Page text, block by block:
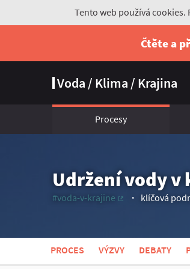
Tento web používá
Čtěte a
Voda / Klima / Krajina
Procesy
Udržení vody v
#voda-v-krajine
klíčová
PROCES VÝZVY DEBATY